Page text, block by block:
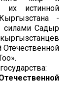
их истинной
-
силами Садыр